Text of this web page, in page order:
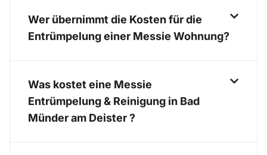
Wer übernimmt die Kosten für die
Entrümpelung einer Messie Wohnung?
Was kostet eine Messie
Entrümpelung & Reinigung in Bad
Münder am Deister ?